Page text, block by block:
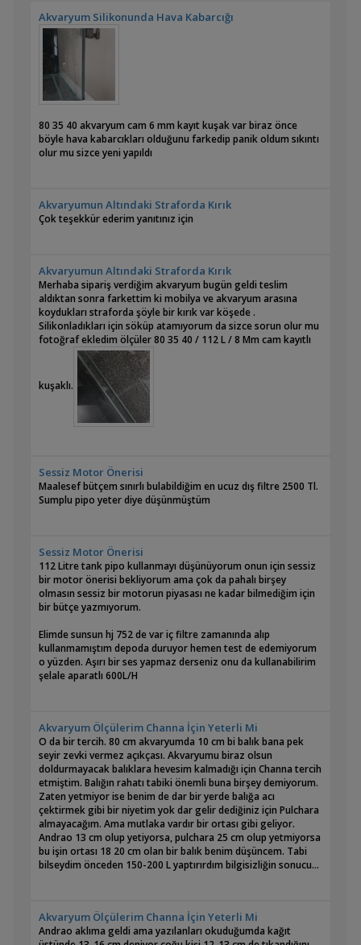
Akvaryum Silikonunda Hava Kabarcığı
80 35 40 akvaryum cam 6 mm kayıt kuşak var biraz önce
böyle hava kabarcıkları olduğunu farkedip panik oldum sıkıntı
olur mu sizce yeni yapıldı
Akvaryumun Altındaki Straforda Kırık
Çok teşekkür ederim yanıtınız için
Akvaryumun Altındaki Straforda Kırık
Merhaba sipariş verdiğim akvaryum bugün geldi teslim
aldıktan sonra farkettim ki mobilya ve akvaryum arasına
koydukları straforda şöyle bir kırık var köşede .
Silikonladıkları için söküp atamıyorum da sizce sorun olur mu
fotoğraf ekledim ölçüler 80 35 40 / 112 L / 8 Mm cam kayıtlı
kuşaklı.
Sessiz Motor Önerisi
Maalesef bütçem sınırlı bulabildiğim en ucuz dış filtre 2500 Tl.
Sumplu pipo yeter diye düşünmüştüm
Sessiz Motor Önerisi
112 Litre tank pipo kullanmayı düşünüyorum onun için sessiz
bir motor önerisi bekliyorum ama çok da pahalı birşey
olmasın sessiz bir motorun piyasası ne kadar bilmediğim için
bir bütçe yazmıyorum.
Elimde sunsun hj 752 de var iç filtre zamanında alıp
kullanmamıştım depoda duruyor hemen test de edemiyorum
o yüzden. Aşırı bir ses yapmaz derseniz onu da kullanabilirim
şelale aparatlı 600L/H
Akvaryum Ölçülerim Channa İçin Yeterli Mi
O da bir tercih. 80 cm akvaryumda 10 cm bi balık bana pek
seyir zevki vermez açıkçası. Akvaryumu biraz olsun
doldurmayacak balıklara hevesim kalmadığı için Channa tercih
etmiştim. Balığın rahatı tabiki önemli buna birşey demiyorum.
Zaten yetmiyor ise benim de dar bir yerde balığa acı
çektirmek gibi bir niyetim yok dar gelir dediğiniz için Pulchara
almayacağım. Ama mutlaka vardır bir ortası gibi geliyor.
Andrao 13 cm olup yetiyorsa, pulchara 25 cm olup yetmiyorsa
bu işin ortası 18 20 cm olan bir balık benim düşüncem. Tabi
bilseydim önceden 150-200 L yaptırırdım bilgisizliğin sonucu...
Akvaryum Ölçülerim Channa İçin Yeterli Mi
Andrao aklıma geldi ama yazılanları okuduğumda kağıt